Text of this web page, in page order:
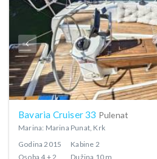
Bavaria Cruiser 33 Pulenat
Marina: Marina Punat, Krk
Godina 2015 Kabine 2
Osoba 4 + 2 Dužina 10 m